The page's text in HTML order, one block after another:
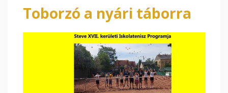
Toborzó a nyári táborra